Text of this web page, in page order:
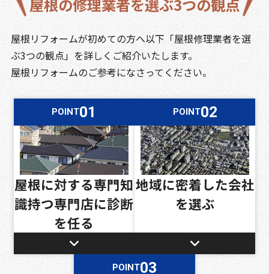
屋根の修理業者を選ぶ3つの観点
屋根リフォームが初めての方へ以下「屋根修理業者を選
ぶ3つの観点」を詳しくご紹介いたします。
屋根リフォームのご参考になさってください。
POINT
屋根に対する専門知
識持つ専門店に診断
を任る
POINT
地域に密着した会社
を選ぶ
POINT